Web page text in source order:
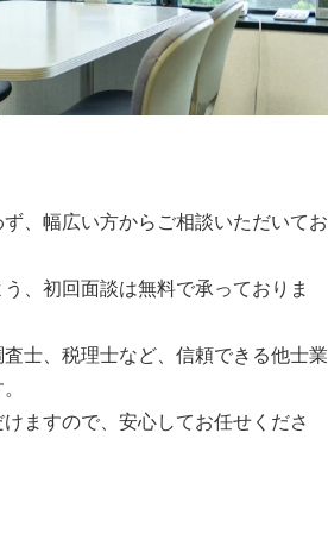
、幅広い方からご相談いただいてお
、初回面談は無料で承っておりま
士、税理士など、信頼できる他士業
ますので、安心してお任せくださ